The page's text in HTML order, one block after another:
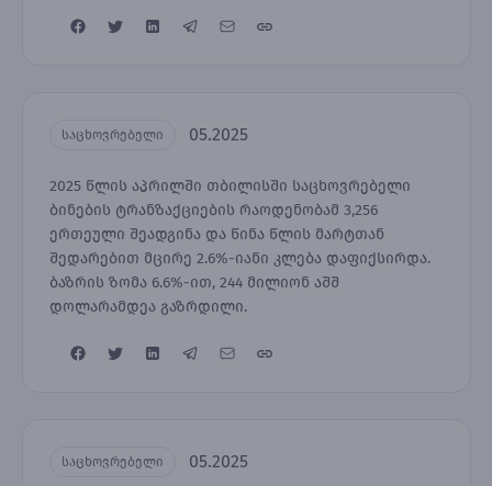
საცხოვრებელი 05.2025
2025 წლის აპრილში თბილისში საცხოვრებელი
ბინების ტრანზაქციების რაოდენობამ 3,256
ერთეული შეადგინა და წინა წლის მარტთან
შედარებით მცირე 2.6%-იანი კლება დაფიქსირდა.
ბაზრის ზომა 6.6%-ით, 244 მილიონ აშშ
დოლარამდეა გაზრდილი.
საცხოვრებელი 05.2025